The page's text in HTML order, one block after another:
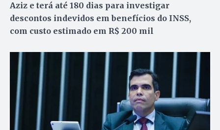
Aziz e terá até 180 dias para investigar
descontos indevidos em benefícios do INSS,
com custo estimado em R$ 200 mil